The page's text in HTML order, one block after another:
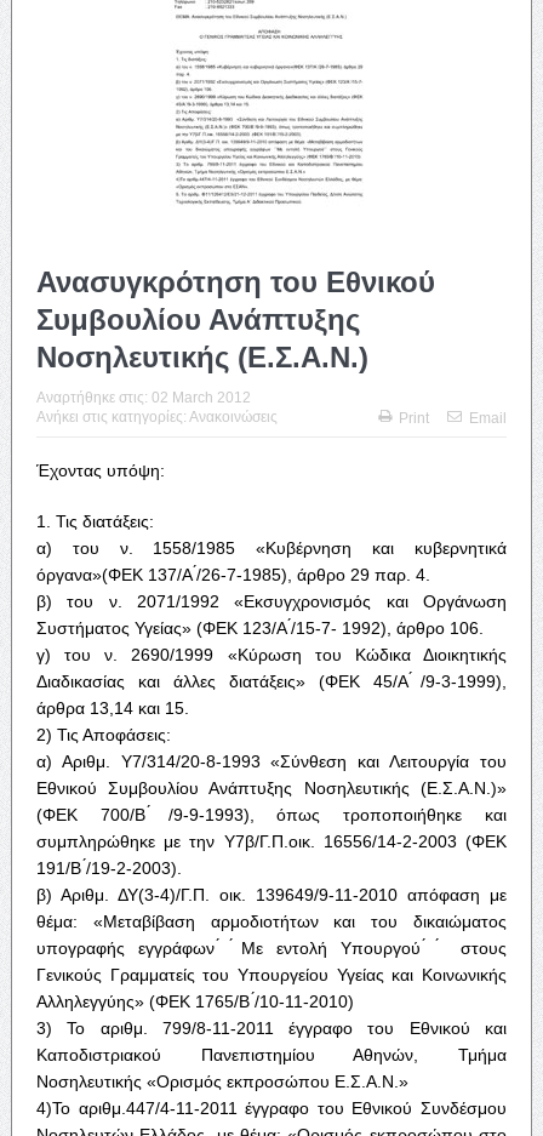
Ανασυγκρότηση του Εθνικού
Συμβουλίου Ανάπτυξης
Νοσηλευτικής (Ε.Σ.Α.Ν.)
Αναρτήθηκε στις: 02 March 2012
Ανήκει στις κατηγορίες: Ανακοινώσεις Print Email
Έχοντας υπόψη:
1. Τις διατάξεις:
α) του ν. 1558/1985 «Κυβέρνηση και κυβερνητικά
όργανα»(ΦΕΚ 137/Α ́/26-7-1985), άρθρο 29 παρ. 4.
β) του ν. 2071/1992 «Εκσυγχρονισμός και Οργάνωση
Συστήματος Υγείας» (ΦΕΚ 123/Α ́/15-7- 1992), άρθρο 106.
γ) του ν. 2690/1999 «Κύρωση του Κώδικα Διοικητικής
Διαδικασίας και άλλες διατάξεις» (ΦΕΚ 45/Α ́/9-3-1999),
άρθρα 13,14 και 15.
2) Τις Αποφάσεις:
α) Αριθμ. Υ7/314/20-8-1993 «Σύνθεση και Λειτουργία του
Εθνικού Συμβουλίου Ανάπτυξης Νοσηλευτικής (Ε.Σ.Α.Ν.)»
(ΦΕΚ 700/Β ́/9-9-1993), όπως τροποποιήθηκε και
συμπληρώθηκε με την Υ7β/Γ.Π.οικ. 16556/14-2-2003 (ΦΕΚ
191/Β ́/19-2-2003).
β) Αριθμ. ΔΥ(3-4)/Γ.Π. οικ. 139649/9-11-2010 απόφαση με
θέμα: «Μεταβίβαση αρμοδιοτήτων και του δικαιώματος
υπογραφής εγγράφων ́ ́Με εντολή Υπουργού ́ ́ στους
Γενικούς Γραμματείς του Υπουργείου Υγείας και Κοινωνικής
Αλληλεγγύης» (ΦΕΚ 1765/Β ́/10-11-2010)
3) Το αριθμ. 799/8-11-2011 έγγραφο του Εθνικού και
Καποδιστριακού Πανεπιστημίου Αθηνών, Τμήμα
Νοσηλευτικής «Ορισμός εκπροσώπου Ε.Σ.Α.Ν.»
4)Το αριθμ.447/4-11-2011 έγγραφο του Εθνικού Συνδέσμου